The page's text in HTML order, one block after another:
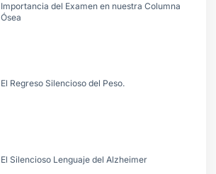
Importancia del Examen en nuestra Columna
Ósea
El Regreso Silencioso del Peso.
El Silencioso Lenguaje del Alzheimer